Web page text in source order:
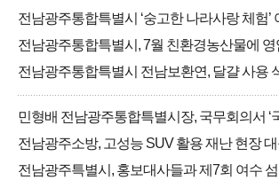
전남광주통합특별시 ‘숭고한 나라사랑 체험
전남광주통합특별시, 7월 친환경농산물에
전남광주통합특별시 전남보환연, 달걀 사용
민형배 전남광주통합특별시장, 국무회의서 ‘
전남광주소방, 고성능 SUV 활용 재난 현장
전남광주특별시, 홍보대사들과 제7회 여수